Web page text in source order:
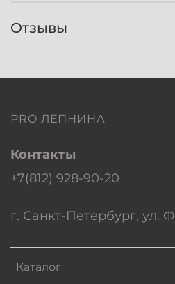
Отзывы
PRO ЛЕПНИНА
Каталог
Контакты
+7(812) 928-90-20
г. Санкт-Петербург, ул.